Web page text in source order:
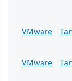
VMware
VMware